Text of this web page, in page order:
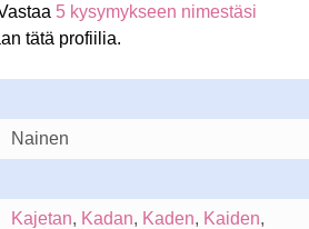
5 kysymykseen nimestäsi
tätä profiilia.
Nainen
Kajetan, Kadan, Kaden, Kaiden,